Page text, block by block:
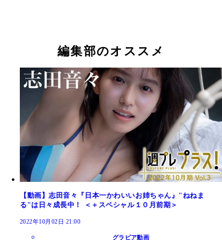
デジタル写真集『日本一かわいいお姉ちゃん～
～』（撮影／中村和孝）より。過去最高に大人な“
る”が見られるとか？ 完全版は『週プレ プラス！
チェック！
最高のアゲアゲキャンプ！ 女子大生のGW（撮影
藤佑一）より。妹にチューをせがむ「ねねまる」
な感じ？
『日本一かわいいお姉ちゃん～prologue～』撮影／
孝 価格／550円（税込） 現在放送中の『仮面ライ
ギーツ』にて、桜井景和（仮面ライダータイクー
お姉ちゃん・沙羅役を好演中。日曜の朝を癒す「
かわいいお姉ちゃん」が週プレだけに見せてくれ
モードな一面にウットリ。特に、本コラムで紹介
るニットワンピのカットは、でこ出しヘアも含め
段のねねまるとはかなり遠い姿なんだとか。それ
似合いのたたずまい。優しくて、かわいくて、癒
る。ねねまるは、最高のお姉ちゃん♡
『最高のアゲアゲキャンプ！ 女子大生のGW』撮
佐藤佑一 価格／880円（税込） 昨年の本誌キャン
にて掲載された、ねねまるのキャンプグラビア
川辺でフリスビーをして、水着になってはしゃい
行りのテントサウナにも挑戦しては、気持ち良さ
汗を流しています。最後は、畳の部屋でゴロゴロ
と……。キャンプは初体験だそうですが、撮影で
ウトドアは大好きなんだとか！ とにかくニコニ
そうで、見ているこちらまでうれしい気持ちにな
います。
編集部のオススメ
【動画】志田音々『日本一かわいいお姉ちゃん』"ねねま
る"は日々成長中！ ＜＋スペシャル１０月前期＞
2022年10月02日 21:00
グラビア動画